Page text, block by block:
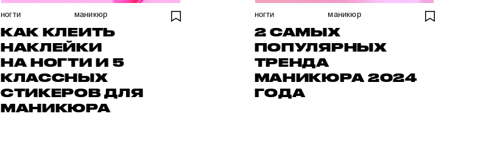
ногти маникюр
КАК КЛЕИТЬ
НАКЛЕЙКИ
НА НОГТИ И 5
КЛАССНЫХ
СТИКЕРОВ ДЛЯ
МАНИКЮРА
ногти маникюр
2 САМЫХ
ПОПУЛЯРНЫХ
ТРЕНДА
МАНИКЮРА 2024
ГОДА